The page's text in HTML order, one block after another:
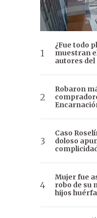
¿Fue todo
muestran
autores
Robaron
Caso
doloso
Mujer fue
robo de su
hijos